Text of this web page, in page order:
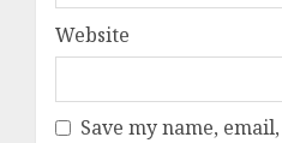
Website
Save my name,